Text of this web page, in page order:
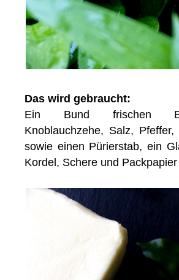
Das wird gebraucht:
Ein Bund frischen
Knoblauchzehe, Salz,
sowie einen Pürierstab, ein
Kordel, Schere und Packpapier